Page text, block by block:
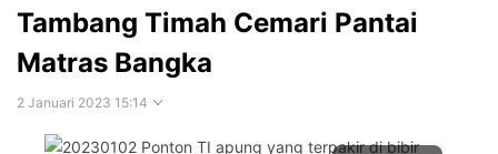
Tambang Timah Cemari Pantai
Matras Bangka
2 Januari 2023 15:14